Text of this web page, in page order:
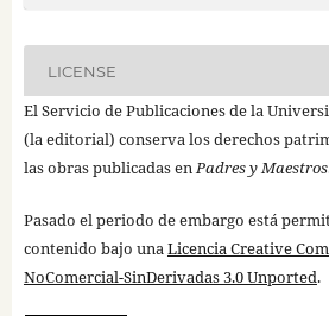
LICENSE
El Servicio de Publicaciones de la
(la editorial) conserva los derechos
las obras publicadas enPadres y Maestros
Pasado el periodo de embargo está
contenido bajo unaLicencia Creative
NoComercial-SinDerivadas 3.0 Unported.